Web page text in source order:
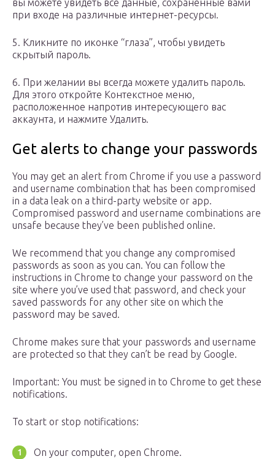
вы можете увидеть все данные, сохраненные вами
при входе на различные интернет-ресурсы.
5. Кликните по иконке “глаза”, чтобы увидеть
скрытый пароль.
6. При желании вы всегда можете удалить пароль.
Для этого откройте Контекстное меню,
расположенное напротив интересующего вас
аккаунта, и нажмите Удалить.
Get alerts to change your passwords
You may get an alert from Chrome if you use a password
and username combination that has been compromised
in a data leak on a third-party website or app.
Compromised password and username combinations are
unsafe because they’ve been published online.
We recommend that you change any compromised
passwords as soon as you can. You can follow the
instructions in Chrome to change your password on the
site where you’ve used that password, and check your
saved passwords for any other site on which the
password may be saved.
Chrome makes sure that your passwords and username
are protected so that they can’t be read by Google.
Important: You must be signed in to Chrome to get these
notifications.
To start or stop notifications:
On your computer, open Chrome.